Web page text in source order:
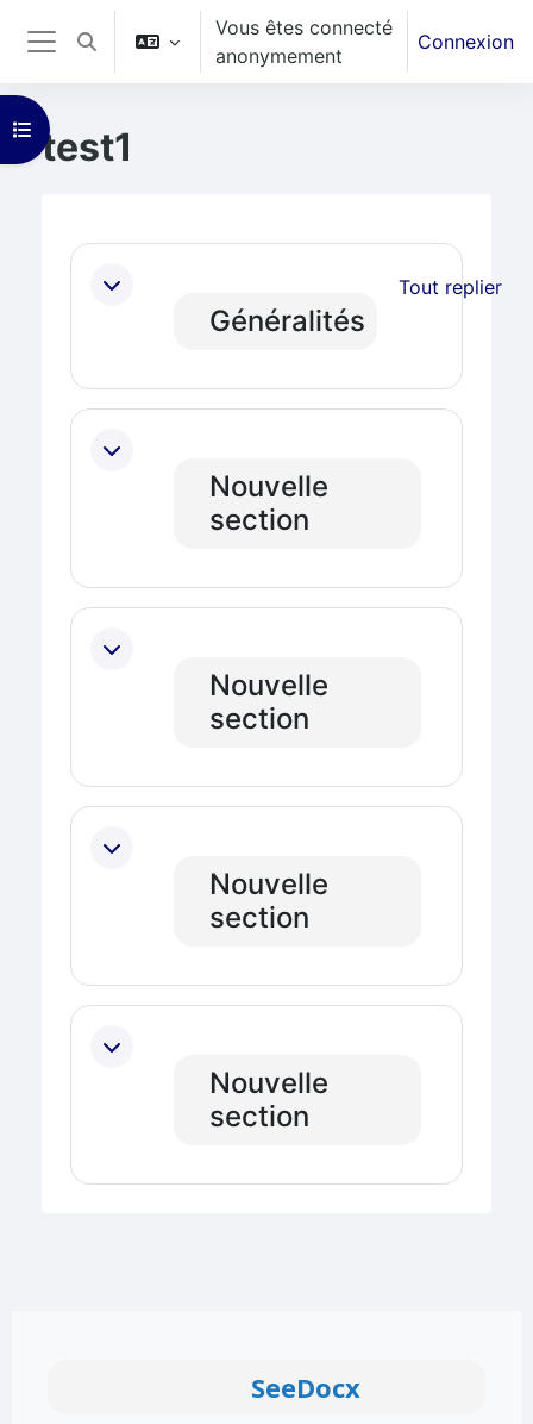
Passer au contenu principal
Panneau latéral
Activer/désactiver la saisie de recherche
Vous êtes connecté
anonymement
Connexion
test1
Blocs
Ouvrir l’index du cours
Résumé de section
Généralités
Tout replier
Nouvelle
section
Nouvelle
section
Nouvelle
section
Nouvelle
section
SeeDocx